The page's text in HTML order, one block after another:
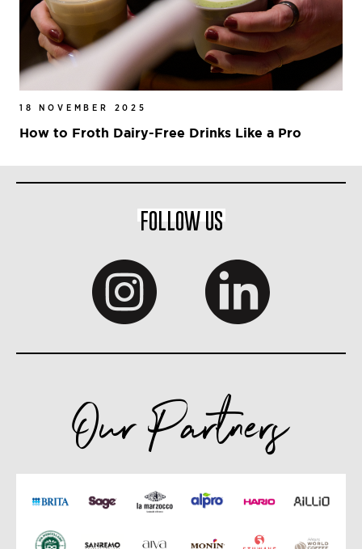
18 NOVEMBER 2025
How to Froth Dairy-Free Drinks Like a Pro
FOLLOW US
Our Partners